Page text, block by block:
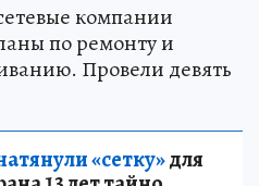
компании
по ремонту и
Провели девять
«сетку»для